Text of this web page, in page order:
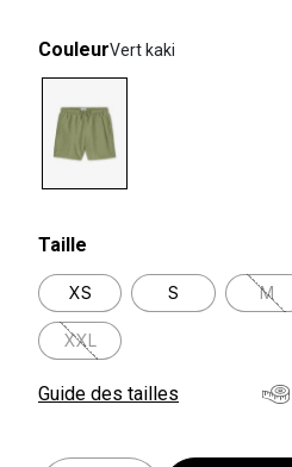
CouleurVert kaki
Taille
XS S M
XXL
Guide des tailles